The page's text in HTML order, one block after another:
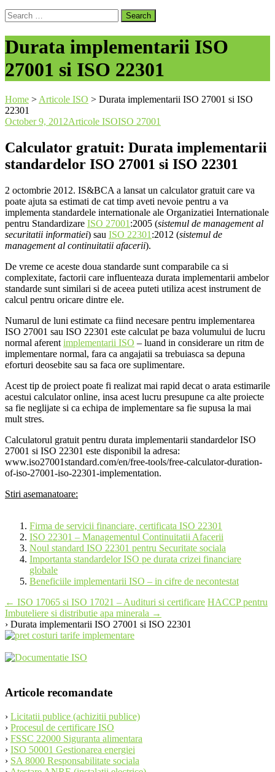
Search
for:
Durata implementarii ISO
27001 si ISO 22301
Home > Articole ISO > Durata implementarii ISO 27001 si ISO
22301
October 9, 2012Articole ISOISO 27001
Calculator gratuit: Durata implementarii
standardelor ISO 27001 si ISO 22301
2 octombrie 2012. IS&BCA a lansat un calculator gratuit care va
poate ajuta sa estimati de cat timp aveti nevoie pentru a va
implementa standardele internationale ale Organizatiei Internationale
pentru Standardizare ISO 27001 :2005 (sistemul de management al
securitatii informatiei) sau ISO 22301 :2012 (sistemul de
management al continuitatii afacerii).
De vreme ce aceste doua standarde sunt comparabile ca si
complexitate, factorii care influenteaza durata implementarii ambelor
standarde sunt similari si de aceea puteti utiliza acest instrument de
calcul pentru oricare dintre ele.
Numarul de luni estimate ca fiind necesare pentru implementarea
ISO 27001 sau ISO 22301 este calculat pe baza volumului de lucru
normal aferent implementarii ISO – luand in considerare un ritm de
implementare normal, fara ca angajatii sa trebuiasca sa depuna
eforturi deosebite sau sa faca ore suplimentare.
Acest tip de proiect poate fi realizat mai rapid decat o arata estimarile
acestui calculator online, insa acest lucru presupune ca alte proiecte
sa fie neglijate si ca echipa de implementare sa fie supusa la mai
mult stres.
Calculatorul gratuit pentru durata implementarii standardelor ISO
27001 si ISO 22301 este disponibil la adresa:
www.iso27001standard.com/en/free-tools/free-calculator-duration-
of-iso-27001-iso-22301-implementation.
Stiri asemanatoare:
Firma de servicii financiare, certificata ISO 22301
ISO 22301 – Managementul Continuitatii Afacerii
Noul standard ISO 22301 pentru Securitate sociala
Importanta standardelor ISO pe durata crizei financiare
globale
Beneficiile implementarii ISO – in cifre de necontestat
Post
navigation
← ISO 17065 si ISO 17021 – Audituri si certificare HACCP pentru
Imbuteliere si distributie apa minerala →
› Durata implementarii ISO 27001 si ISO 22301
Articole recomandate
› Licitatii publice (achizitii publice)
› Procesul de certificare ISO
› FSSC 22000 Siguranta alimentara
› ISO 50001 Gestionarea energiei
› SA 8000 Responsabilitate sociala